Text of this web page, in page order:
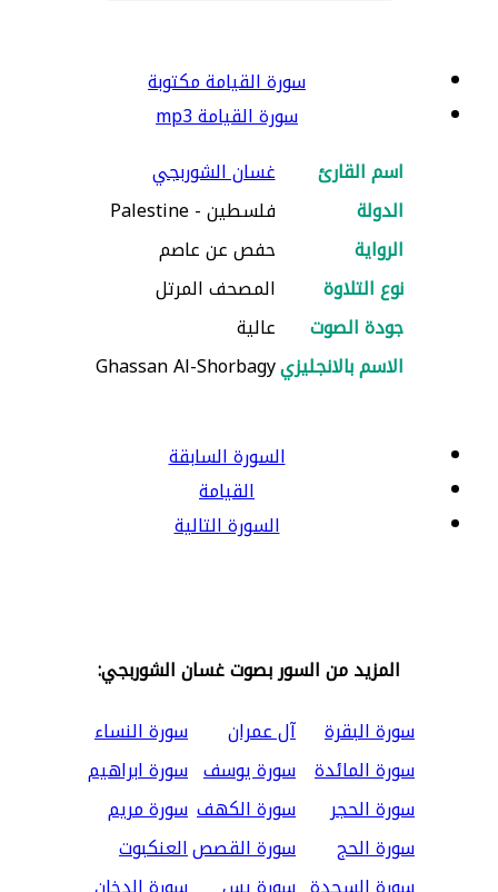
سورة القيامة مكتوبة
سورة القيامة mp3
اسم القارئ
غسان الشوربجي
الدولة
فلسطين - Palestine
الرواية
حفص عن عاصم
نوع التلاوة
المصحف المرتل
جودة الصوت
عالية
الاسم بالانجليزيGhassan Al-Shorbagy
السورة السابقة
القيامة
السورة التالية
المزيد من السور بصوت غسان الشوربجي:
سورة البقرة
آل عمران
سورة النساء
سورة المائدة سورة يوسف سورة ابراهيم
سورة الحجر
سورة الكهف سورة مريم
سورة الحج
سورة القصصالعنكبوت